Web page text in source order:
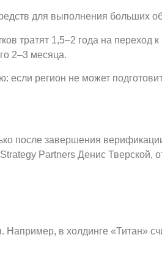
для выполнения больших
тратят 1,5–2 года на
2–3 месяца.
если регион не может
после завершения
Partners Денис Тверской,
в холдинге «Титан»